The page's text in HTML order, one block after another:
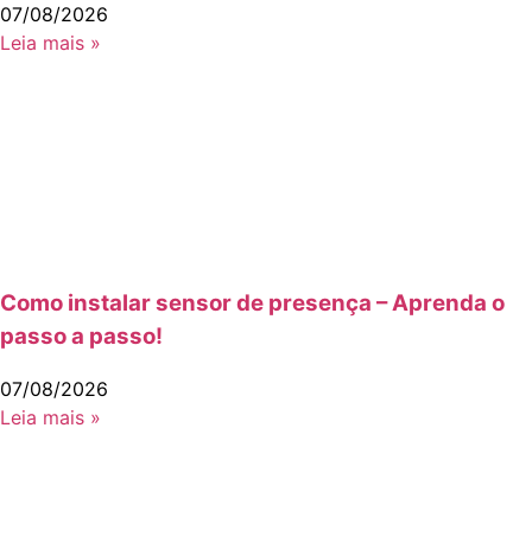
07/08/2026
Leia mais »
Como instalar sensor de presença – Aprenda o
passo a passo!
07/08/2026
Leia mais »